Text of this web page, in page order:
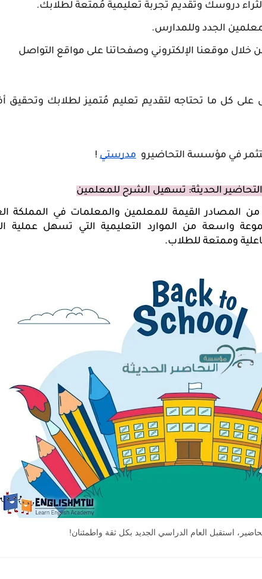
دروسك وتقديم تجربة تعليمية مُمتعة لطلابك.
الجدد وللمدارس.
موقعنا الإلكتروني وصفحاتنا على مواقع التواصل
في مؤسسة التحاضيرو مدرستي !
الحديثة: تسهيل الشرح للمعلمين
وممتعة للطلاب.
استقبل العام الدراسي الجديد بكل ثقة واطمئنان!